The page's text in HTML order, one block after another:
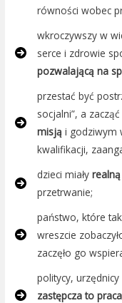
równości wobec
wkroczywszy w
serce i zdrowie
pozwalającą na
przestać być
socjalni”, a
misją i godziwym
kwalifikacji,
dzieci miały
przetrwanie;
państwo, które
wreszcie
zaczęło go
politycy,
zastępcza to praca